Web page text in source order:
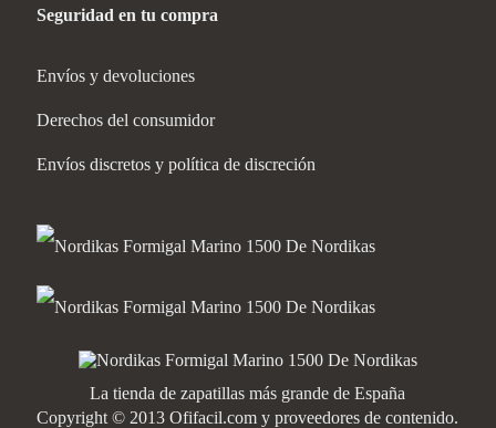
Seguridad en tu compra
Envíos y devoluciones
Derechos del consumidor
Envíos discretos y política de discreción
La tienda de zapatillas más grande de España
Copyright © 2013 Ofifacil.com y proveedores de contenido.